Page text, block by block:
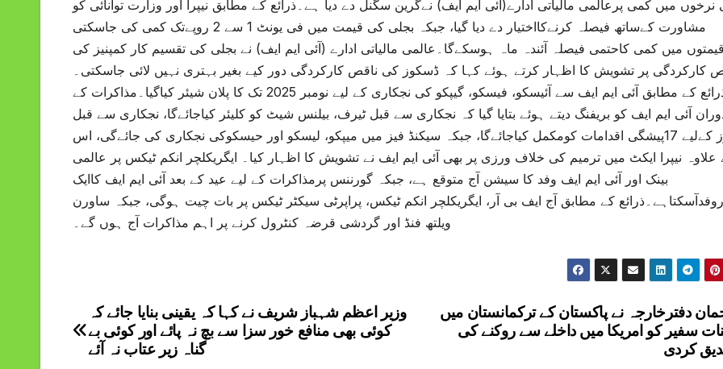
نرخوں میں کمی پرعالمی مالیاتی ادارے(آئی ایم ایف) نےگرین سگنل دے دیا ہے۔ذرائع کے مطابق نیپرا اور وزارت توانائی کو
مشاورت کےساتھ فیصلہ کرنےکااختیار دے دیا گیا، جبکہ بجلی کی قیمت میں فی یونٹ 1 سے 2 روپےتک کمی کی جاسکتی
میں کمی کاحتمی فیصلہ آئندہ ماہ ہوسکےگا۔عالمی مالیاتی ادارے (آئی ایم ایف) نے بجلی کی تقسیم کار کمپنیز کی
کارکردگی پر تشویش کا اظہار کرتے ہوئے کہا کہ ڈسکوز کی ناقص کارکردگی دور کیے بغیر بہتری نہیں لائی جاسکتی۔
ذرائع کے مطابق آئی ایم ایف سے آئیسکو، فیسکو، گیپکو کی نجکاری کے لیے نومبر 2025 تک کا پلان شیئر کیاگیا۔مذاکرات کے
آئی ایم ایف کو بریفنگ دیتے ہوئے بتایا گیا کہ نجکاری سے قبل ٹیرف، بیلنس شیٹ کو کلیئر کیاجائےگا، نجکاری سے قبل
ڈسکوز کےلیے 17پیشگی اقدامات کومکمل کیاجائےگا، جبکہ سیکنڈ فیز میں میپکو، لیسکو اور حیسکوکی نجکاری کی جائےگی، اس
علاوہ نیپرا ایکٹ میں ترمیم کی خلاف ورزی پر بھی آئی ایم ایف نے تشویش کا اظہار کیا۔ ایگریکلچر انکم ٹیکس پر عالمی
بینک اور آئی ایم ایف وفد کا سیشن آج متوقع ہے، جبکہ گورننس پرمذاکرات کے لیے عید کے بعد آئی ایم ایف کاایک
کے مطابق آج ایف بی آر، ایگریکلچر انکم ٹیکس، پراپرٹی سیکٹر ٹیکس پر بات چیت ہوگی، جبکہ ساورن
ویلتھ فنڈ اور گردشی قرضہ کنٹرول کرنے پر اہم مذاکرات آج ہوں گے۔
Post
navigation
دفترخارجہ نے پاکستان کے ترکمانستان میں
سفیر کو امریکا میں داخلے سے روکنے کی
کردی
وزیر اعظم شہباز شریف نے کہا کہ یقینی بنایا جائے کہ
کوئی بھی منافع خور سزا سے بچ نہ پائے اور کوئی بے
گناہ زیر عتاب نہ آئے